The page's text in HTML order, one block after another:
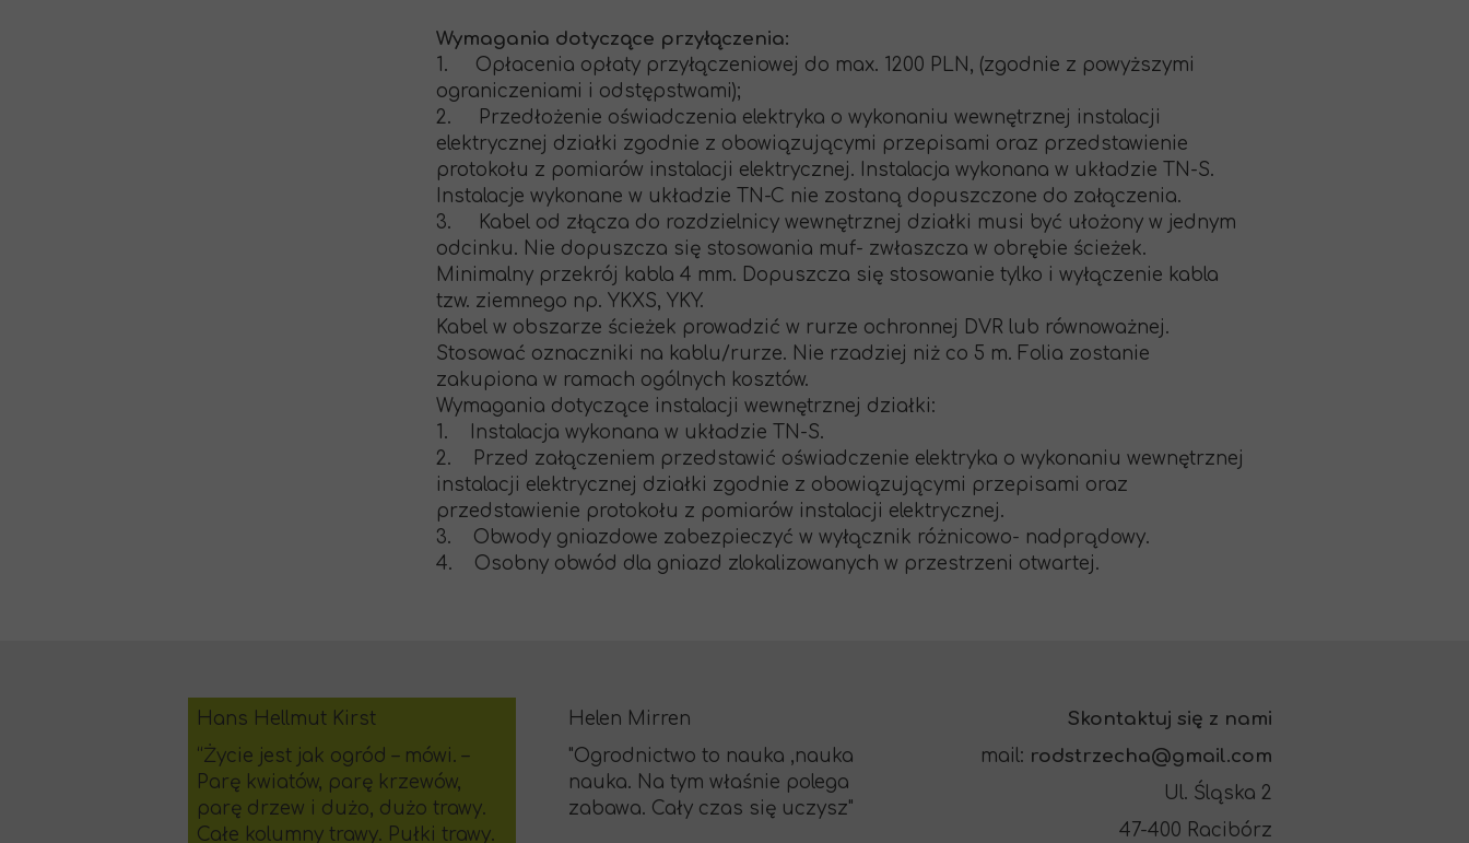
Helen Mirren
"Ogrodnictwo to nauka ,nauka
nauka. Na tym właśnie polega
zabawa. Cały czas się uczysz"
Hans Hellmut Kirst
“Życie jest jak ogród – mówi. –
Parę kwiatów, parę krzewów,
parę drzew i dużo, dużo trawy.
Całe kolumny trawy. Pułki trawy.
Skontaktuj się z nami
mail: rodstrzecha@gmail.com
Ul. Śląska 2
47-400 Racibórz
Wymagania dotyczące przyłączenia:
1. Opłacenia opłaty przyłączeniowej do max. 1200 PLN, (zgodnie z powyższymi
ograniczeniami i odstępstwami);
2. Przedłożenie oświadczenia elektryka o wykonaniu wewnętrznej instalacji
elektrycznej działki zgodnie z obowiązującymi przepisami oraz przedstawienie
protokołu z pomiarów instalacji elektrycznej. Instalacja wykonana w układzie TN-S.
Instalacje wykonane w układzie TN-C nie zostaną dopuszczone do załączenia.
3. Kabel od złącza do rozdzielnicy wewnętrznej działki musi być ułożony w jednym
odcinku. Nie dopuszcza się stosowania muf- zwłaszcza w obrębie ścieżek.
Minimalny przekrój kabla 4 mm. Dopuszcza się stosowanie tylko i wyłączenie kabla
tzw. ziemnego np. YKXS, YKY.
Kabel w obszarze ścieżek prowadzić w rurze ochronnej DVR lub równoważnej.
Stosować oznaczniki na kablu/rurze. Nie rzadziej niż co 5 m. Folia zostanie
zakupiona w ramach ogólnych kosztów.
Wymagania dotyczące instalacji wewnętrznej działki:
1. Instalacja wykonana w układzie TN-S.
2. Przed załączeniem przedstawić oświadczenie elektryka o wykonaniu wewnętrznej
instalacji elektrycznej działki zgodnie z obowiązującymi przepisami oraz
przedstawienie protokołu z pomiarów instalacji elektrycznej.
3. Obwody gniazdowe zabezpieczyć w wyłącznik różnicowo- nadprądowy.
4. Osobny obwód dla gniazd zlokalizowanych w przestrzeni otwartej.